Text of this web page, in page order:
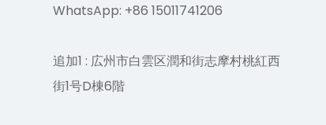
WhatsApp: +86 15011741206
追加1 : 広州市白雲区潤和街志摩村桃紅西
街1号D棟6階